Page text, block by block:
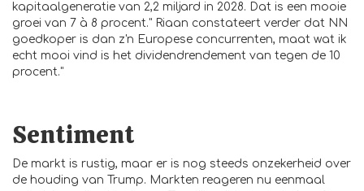
kapitaalgeneratie van 2,2 miljard in 2028. Dat is een mooie
groei van 7 à 8 procent." Riaan constateert verder dat NN
goedkoper is dan z'n Europese concurrenten, maat wat ik
echt mooi vind is het dividendrendement van tegen de 10
procent."
Sentiment
De markt is rustig, maar er is nog steeds onzekerheid over
de houding van Trump. Markten reageren nu eenmaal